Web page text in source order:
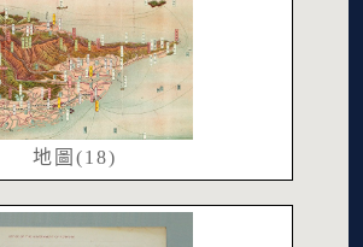
地圖(18)